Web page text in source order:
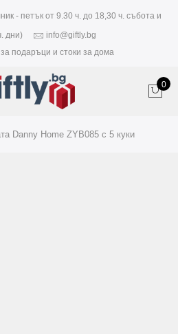
- петък от 9.30 ч. до 18,30 ч. събота и
дни)
info@giftly.bg
подаръци и стоки за дома
0
Danny Home ZYB085 с 5 куки